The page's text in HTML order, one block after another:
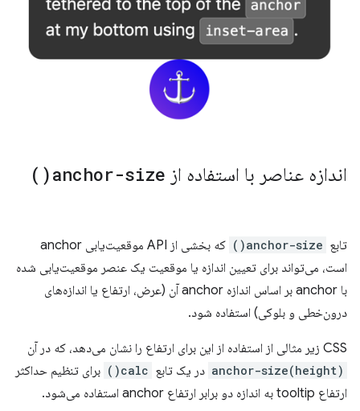
اندازه عناصر با استفاده از anchor-size(
)
تابع anchor-size()
که بخشی از API موقعیت‌یابی anchor
است، می‌تواند برای تعیین اندازه یا موقعیت یک عنصر موقعیت‌یابی شده
با anchor بر اساس اندازه anchor آن (عرض، ارتفاع یا اندازه‌های
درون‌خطی و بلوکی) استفاده شود.
CSS زیر مثالی از استفاده از این برای ارتفاع را نشان می‌دهد، که در آن
anchor-size(height) در یک تابع calc()
برای تنظیم حداکثر
ارتفاع tooltip به اندازه دو برابر ارتفاع anchor استفاده می‌شود.